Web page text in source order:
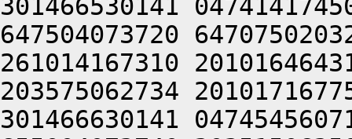
301466530141
647504073720
261014167310
203575062734
301466630141